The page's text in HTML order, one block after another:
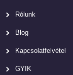
Rólunk
Blog
Kapcsolatfelvétel
GYIK